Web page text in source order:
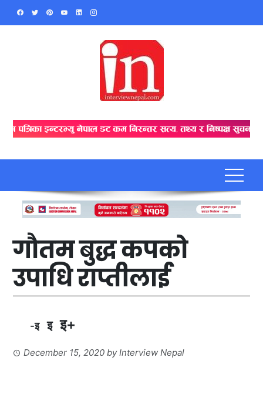
Skip
गौतम बुद्ध कपको
उपाधि राप्तीलाई
-इ इ इ+
December 15, 2020 byInterview Nepal